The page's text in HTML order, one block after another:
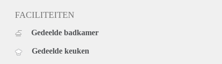
FACILITEITEN
Gedeelde badkamer
Gedeelde keuken